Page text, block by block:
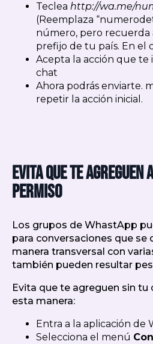
Teclea http://wa.me/
(Reemplaza
número, pero recuerda
prefijo de tu país. En el
Acepta la acción que te
chat
Ahora podrás enviarte.
repetir la acción inicial.
Evita que te agreguen
permiso
Los grupos de WhastApp
para conversaciones que
manera transversal con
también pueden resultar
Evita que te agreguen sin
esta manera:
Entra a la aplicación de
Selecciona el menú